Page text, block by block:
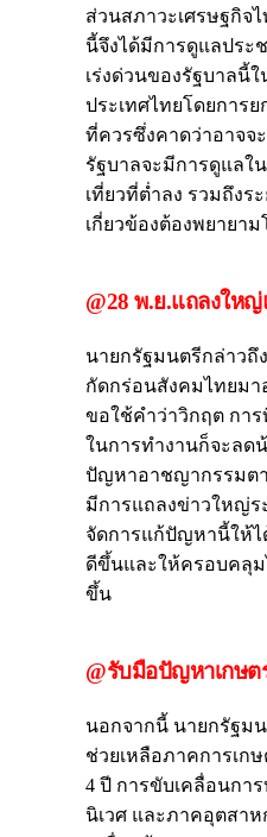
ส่วนสภาวะเศรษฐกิจ
นี้จึงได้มีการดูแลประ
เร่งด่วนของรัฐบาลนี้
ประเทศไทยโดยการ
ที่ควรซึ่งคาดว่าอาจจ
รัฐบาลจะมีการดูแลใ
เที่ยวที่ต่ำลง รวมถึงร
เกี่ยวข้องต้องพยายา
@28 พ.ย.แถลงให
นายกรัฐมนตรีกล่าว
กัดกร่อนสังคมไทยมา
ขอใช้คำว่าวิกฤต การ
ในการทำงานก็จะลด
ปัญหาอาชญากรรมตา
มีการแถลงข่าวใหญ่ร
จัดการแก้ปัญหานี้ให้ไ
ดีขึ้นและให้ครอบคลุม
ขึ้น
@รับมือปัญหาเกษต
นอกจากนี้ นายกรัฐม
ช่วยเหลือภาคการเก
4 ปี การขับเคลื่อนกา
นิเวศ และภาคอุตสา